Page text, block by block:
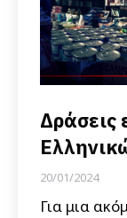
Δράσεις
20/01/2024
Για μια